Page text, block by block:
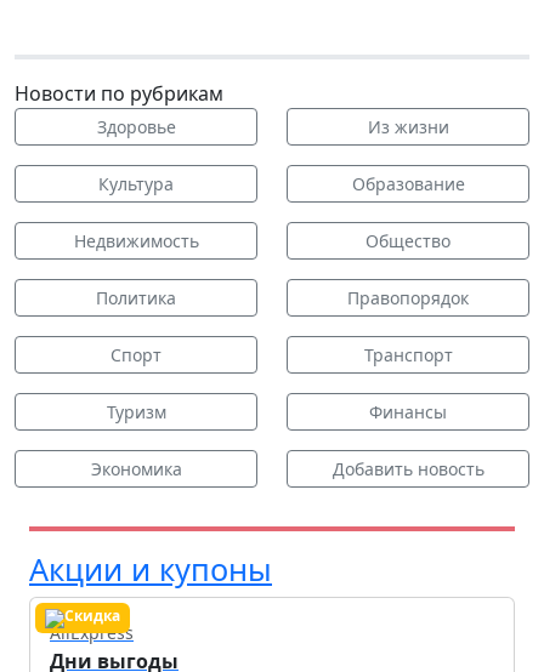
Новости по рубрикам
Здоровье Из жизни
Культура Образование
Недвижимость Общество
Политика Правопорядок
Спорт Транспорт
Туризм Финансы
Экономика Добавить новость
Акции и купоны
AliExpress
Дни выгоды